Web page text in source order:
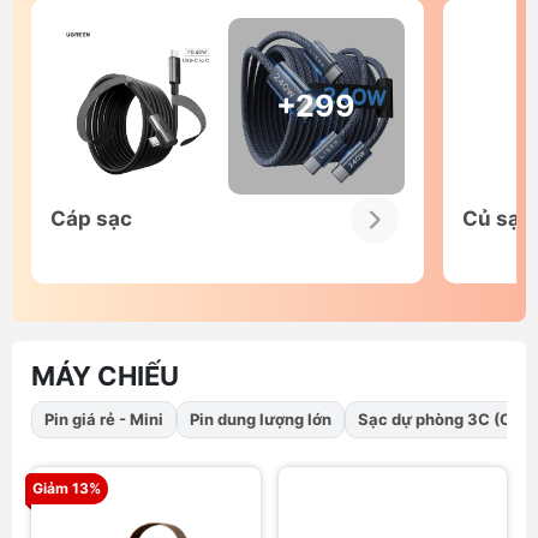
+299
Cáp sạc Củ sạc
MÁY CHIẾU
Pin giá rẻ - Mini Pin dung lượng lớn Sạc dự phòng 3C
Giảm 13%